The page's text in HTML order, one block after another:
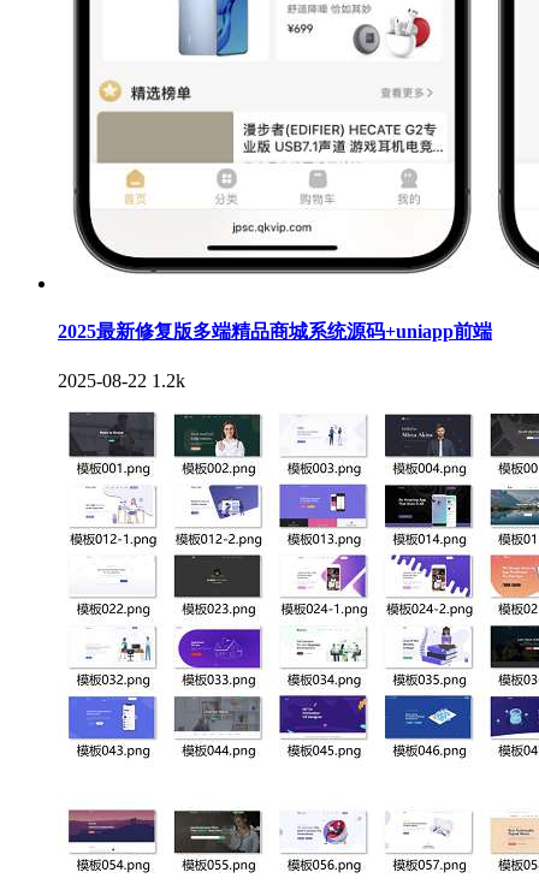
2025最新修复版多端精品商城系统源码+uniapp前端
2025-08-22 1.2k